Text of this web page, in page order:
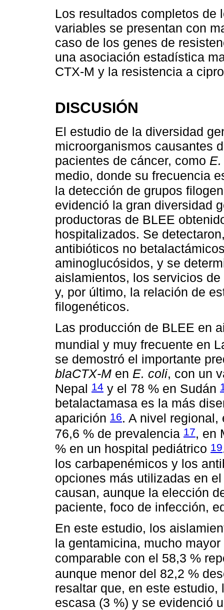
Los resultados completos de
variables se presentan con
caso de los genes de
una asociación estadística
CTX-M y la resistencia a
DISCUSIÓN
El estudio de la diversidad
microorganismos causantes
pacientes de cáncer, como
medio, donde su frecuencia
la detección de grupos
evidenció la gran diversidad
productoras de BLEE
hospitalizados. Se
antibióticos no
aminoglucósidos, y se
aislamientos, los servicios
y, por último, la relación de
filogenéticos.
Las producción de BLEE en
mundial y muy frecuente en
se demostró el importante
blaCTX-M en E. coli, con un
Nepal 14 y el 78 % en Sudán
betalactamasa es la más
aparición 16. A nivel regional,
76,6 % de prevalencia 17, en
% en un hospital pediátrico 19
los carbapenémicos y los
opciones más utilizadas en
causan, aunque la elección
paciente, foco de infección,
En este estudio, los
la gentamicina, mucho
comparable con el 58,3 %
aunque menor del 82,2 %
resaltar que, en este
escasa (3 %) y se evidenció